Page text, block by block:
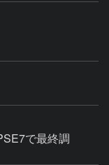
で最終調